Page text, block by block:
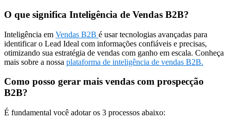
O que significa Inteligência de Vendas B2B?
Inteligência em Vendas B2B é usar tecnologias avançadas para
identificar o Lead Ideal com informações confiáveis e precisas,
otimizando sua estratégia de vendas com ganho em escala. Conheça
mais sobre a nossa plataforma de inteligência de vendas B2B.
Como posso gerar mais vendas com prospecção
B2B?
É fundamental você adotar os 3 processos abaixo: